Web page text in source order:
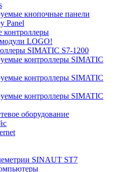
кнопочные панели
Panel
LOGO!
SIMATIC S7-1200
контроллеры SIMATIC
контроллеры SIMATIC
контроллеры SIMATIC
оборудование
SINAUT ST7